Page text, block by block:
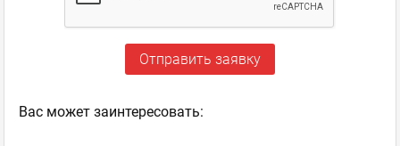
Ваc может заинтересовать: